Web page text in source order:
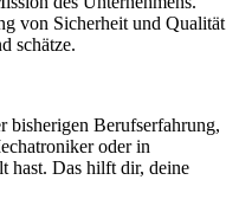
von Sicherheit und Qualität
schätze.
bisherigen Berufserfahrung,
oder in
hast. Das hilft dir, deine